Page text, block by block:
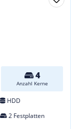
4
Anzahl Kerne
HDD
2 Festplatten